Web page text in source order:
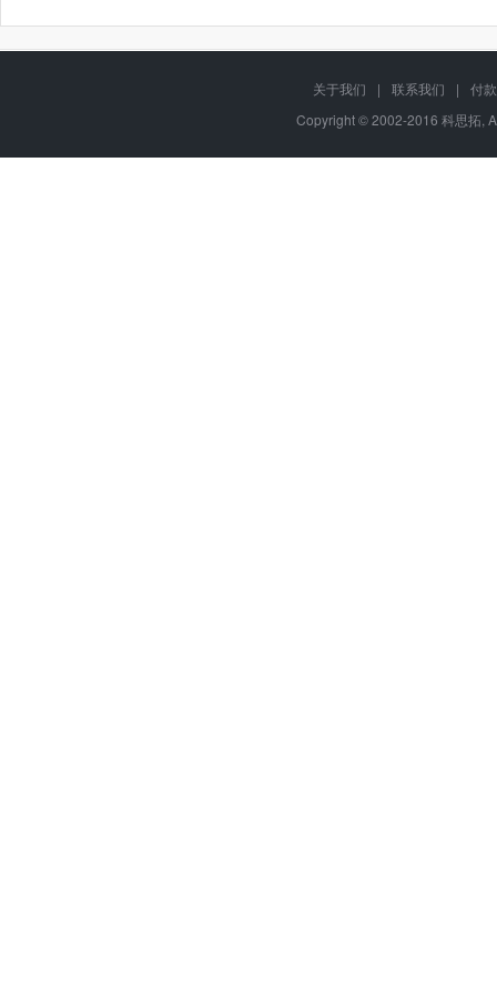
关于我们 | 联系我们 |
付
Copyright © 2002-2016 科思拓,